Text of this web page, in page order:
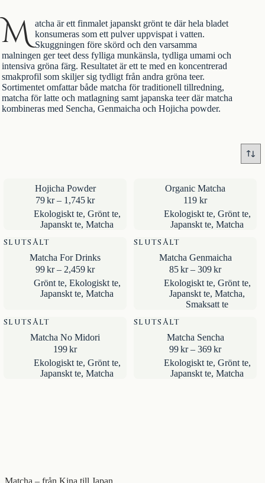
M atcha är ett finmalet japanskt grönt tedär hela bladet
konsumeras som ett pulver uppvispat i vatten.
Skuggningen före skörd och den varsamma
malningen ger teet dess fylliga munkänsla, tydliga umami och
intensiva gröna färg. Resultatet är ett te med en koncentrerad
smakprofil som skiljer sig tydligt från andra gröna teer.
Sortimentet omfattar både matcha för traditionell tillredning,
matcha för latte och matlagning samt japanska teerdär matcha
kombineras med Sencha, Genmaicha och Hojicha powder.
Hojicha Powder
79kr – 1,745krPrisintervall:
79kr
till
Ekologiskt te, Grönt te,
Japanskt te, Matcha
Organic Matcha
119 kr
Ekologiskt te, Grönt te,
Japanskt te, Matcha
SLUTSÅLT
Matcha For Drinks
99kr – 2,459krPrisintervall:
99kr
till
Grönt te, Ekologiskt te,
Japanskt te, Matcha
SLUTSÅLT
Matcha Genmaicha
85kr – 309kr
85kr
till
309kr
Ekologiskt te, Grönt te,
Japanskt te, Matcha,
Smaksatt te
SLUTSÅLT
Matcha No Midori
199kr
Ekologiskt te, Grönt te,
Japanskt te, Matcha
SLUTSÅLT
Matcha Sencha
99kr – 369kr
99kr
till
Ekologiskt te, Grönt te,
Japanskt te, Matcha